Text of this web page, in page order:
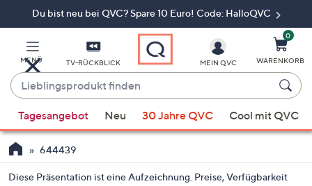
Du bist neu bei QVC? Spare 10 Euro! Code: HalloQVC
MENÜ TV-RÜCKBLICK
Lieblingsprodukt
finden
Vorschläge
verfügbar
sind,
verwenden
MEIN QVC
0
WARENKORB
Tagesangebot Neu 30 Jahre QVC Cool mit QVC
644439
Diese Präsentation ist eine Aufzeichnung. Preise, Verfügbarkeit